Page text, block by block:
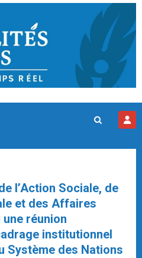
l’Action Sociale, de
et des Affaires
réunion
institutionnel
Système des Nations